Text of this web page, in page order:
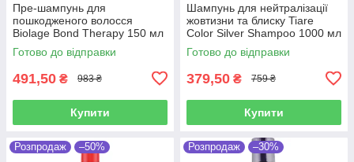
Пре-шампунь для
пошкодженого волосся
Biolage Bond Therapy 150 мл
Готово до відправки
491,50 ₴ 983 ₴
Купити
Шампунь для нейтралізації
жовтизни та блиску Tiare
Color Silver Shampoo 1000 мл
Готово до відправки
379,50 ₴ 759 ₴
Купити
Розпродаж –50% Розпродаж –30%